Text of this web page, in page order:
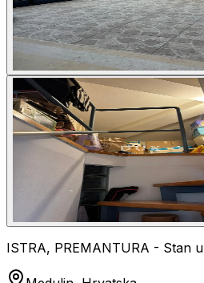
ISTRA, PREMANTURA - Stan